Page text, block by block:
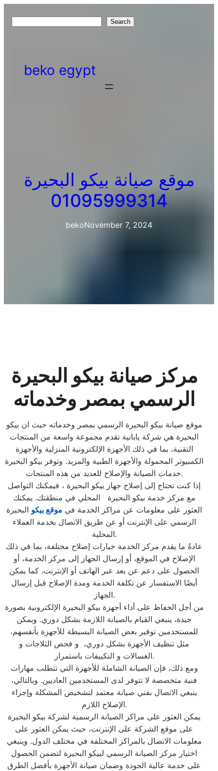
Search
beko egypt
موقع صيانة بيكو البحيرة
01095999314
bekoNovember 7, 2024
مركز صيانة بيكو البحيرة
الرسمي بمصر وخدماته
موقع صيانة بيكو البحيرة الرسمي بمصر وخدماته حيث ان بيكو
البحيرة هي شركة يابانية تقدم مجموعة واسعة من المنتجات
التقنية، بما في ذلك الأجهزة الإلكترونية المنزلية والأجهزة
الكمبيوتر المحمولة والأجهزة الطبية والمزيد. وتوفر بيكو البحيرة
خدمات الصيانة والإصلاح للعديد من هذه المنتجات.
إذا كنت تحتاج إلى إصلاح جهاز بيكو البحيرة ، فيمكنك التواصل
مع مركز خدمة بيكو البحيرة المحلي في منطقتك. يمكنك
العثور على معلومات عن مراكز الخدمة في موقع بيكو البحيرة
الرسمي على الإنترنت أو عن طريق الاتصال بخدمة العملاء
المحلية.
عادةً ما يقدم مركز الخدمة خيارات إصلاح مختلفة، بما في ذلك
الإصلاح في الموقع، أو إرسال الجهاز إلى مركز الخدمة، أو
الحصول على دعم عن بعد عبر الهاتف أو الإنترنت. كما يمكن
أيضًا الاستفسار عن تكلفة الخدمة ومدة الإصلاح قبل إرسال
الجهاز.
من أجل الحفاظ على أداء أجهزة بيكو البحيرة الإلكترونية بصورة
جيدة، ينبغي القيام بالصيانة اللازمة بشكل دوري. ويمكن
للمستخدمين توفير بعض الصيانة البسيطة للأجهزة بأنفسهم،
مثل تنظيف الأجهزة بشكل دوري، و فحص الثلاجات و
الغسالات و التكييفات باستمرار.
ومع ذلك، فإن الصيانة الشاملة للأجهزة التي تتطلب مهارات
فنية متخصصة لا تتوفر لدى المستخدمين العاديين. وبالتالي،
ينبغي الاتصال بفني صيانة معتمد لتشخيص المشكلة وإجراء
الإصلاح اللازم.
يمكن العثور على مراكز الصيانة الرسمية لشركة بيكو البحيرة
على موقع الشركة على الإنترنت، حيث يمكن العثور على
معلومات الاتصال بالمراكز المختلفة في مختلف الدول. وينبغي
اختيار مركز الصيانة الرسمي لبيكو البحيرة لتضمن الحصول
على خدمة عالية الجودة وضمان صيانة الأجهزة بأفضل الطرق